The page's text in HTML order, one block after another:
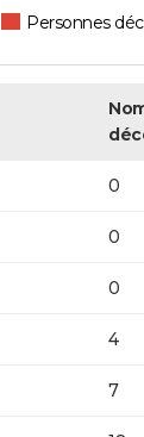
Personnes
0
0
0
4
7